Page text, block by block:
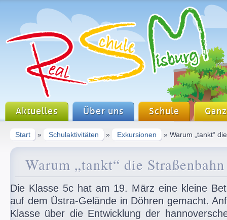
Aktuelles Über uns Schule
Start » Schulaktivitäten » Exkursionen » Warum „tankt“
Warum „tankt“ die
Die Klasse 5c hat am 19. März eine kleine
auf dem Üstra-Gelände in Döhren gemacht.
Klasse über die Entwicklung der